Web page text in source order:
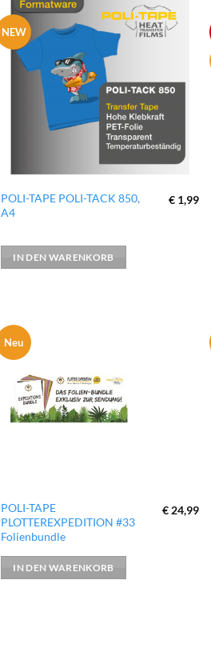
NEW
zur
POLI-TAPE POLI-TACK 850,
A4
€1,99
IN DEN WARENKORB
Neu
POLI-TAPE
PLOTTEREXPEDITION #33
Folienbundle
€24,99
IN DEN WARENKORB